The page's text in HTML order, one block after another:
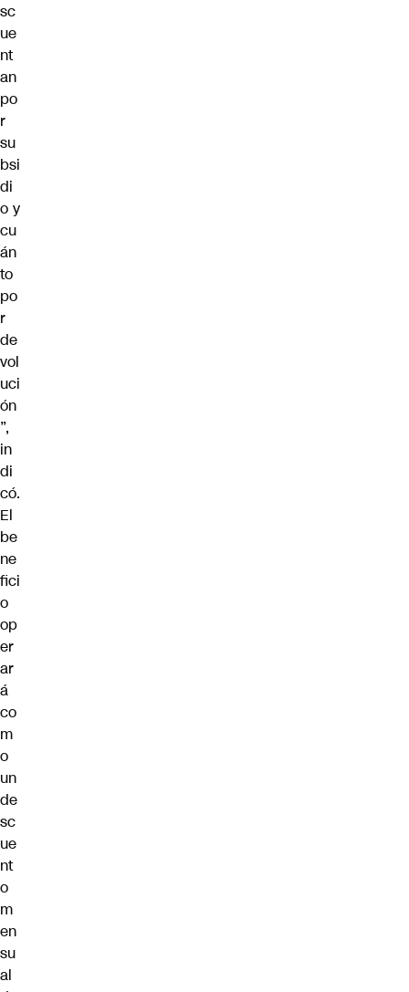
sc
ue
nt
an
po
r
su
bsi
di
o y
cu
án
to
po
r
de
vol
uci
ón
”,
in
di
có.
El
be
ne
fici
o
op
er
ar
á
co
m
o
un
de
sc
ue
nt
o
m
en
su
al